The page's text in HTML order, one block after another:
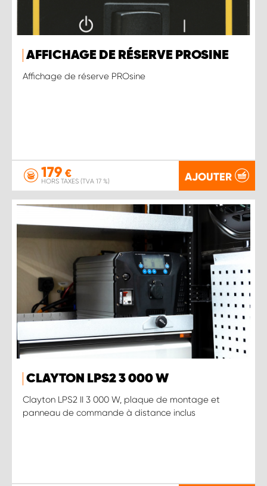
AFFICHAGE DE RÉSERVE PROSINE
Affichage de réserve PROsine
179 €
HORS TAXES (TVA 17 %) AJOUTER
CLAYTON LPS2 3 000 W
Clayton LPS2 II 3 000 W, plaque de montage et
panneau de commande à distance inclus